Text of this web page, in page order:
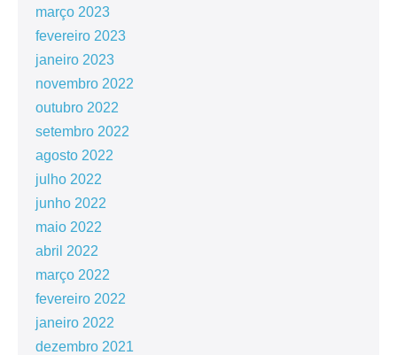
março 2023
fevereiro 2023
janeiro 2023
novembro 2022
outubro 2022
setembro 2022
agosto 2022
julho 2022
junho 2022
maio 2022
abril 2022
março 2022
fevereiro 2022
janeiro 2022
dezembro 2021